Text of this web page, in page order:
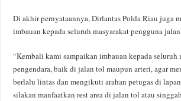
Di akhir pernyataannya, Dirlantas Polda Riau juga
imbauan kepada seluruh masyarakat pengguna
“Kembali kami sampaikan imbauan kepada seluruh
pengendara, baik di jalan tol maupun arteri, agar
berlalu lintas dan mengikuti arahan petugas di
silakan manfaatkan rest area di jalan tol atau